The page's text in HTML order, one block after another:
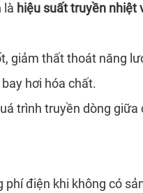
là hiệu suất truyền nhiệt
giảm thất thoát năng
hơi hóa chất.
trình truyền dòng giữa
điện khi không có